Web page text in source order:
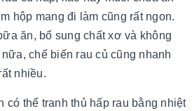
hộp mang đi làm cũng rất ngon.
ăn, bổ sung chất xơ và không
chế biến rau củ cũng nhanh
nhiều.
có thể tranh thủ hấp rau bằng nhiệt